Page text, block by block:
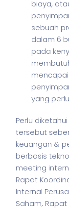
biaya,
sebuah
dalam 6
pada
yang
Perlu
tersebut
keuangan &
berbasis
meeting
Rapat
Internal
Saham, Rapat